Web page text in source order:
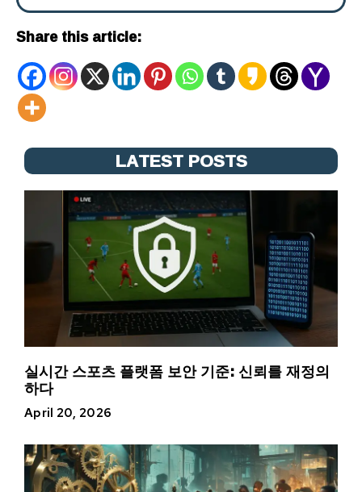
Share this article:
LATEST POSTS
실시간 스포츠 플랫폼 보안 기준: 신뢰를 재정의
하다
April 20, 2026